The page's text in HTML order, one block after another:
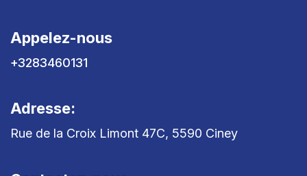
Appelez-nous
+3283460131
Adresse:
Rue de la Croix Limont 47C, 5590 Ciney